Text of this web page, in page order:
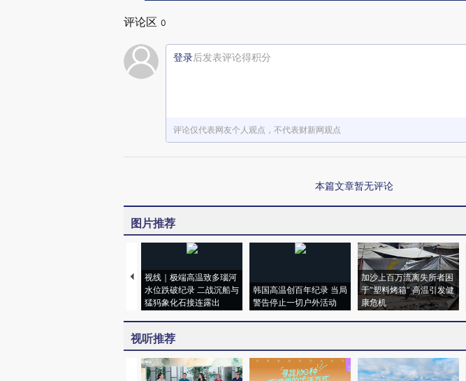
评论区 0
登录后发表评论得积分
评论仅代表网友个人观点，不代表财新网观点
本篇文章暂无评论
图片推荐
视线｜极端高温致多瑙河
水位跌破纪录 二战沉船与
猛犸象化石接连露出
韩国高温创百年纪录 当局
警告停止一切户外活动
加沙上百万流离失所者困
于“塑料烤箱” 高温引发健
康危机
视听推荐